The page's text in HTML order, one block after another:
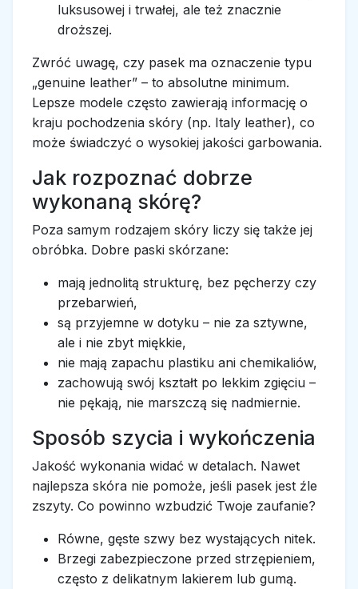
luksusowej i trwałej, ale też znacznie
droższej.
Zwróć uwagę, czy pasek ma oznaczenie typu
„genuine leather” – to absolutne minimum.
Lepsze modele często zawierają informację o
kraju pochodzenia skóry (np. Italy leather), co
może świadczyć o wysokiej jakości garbowania.
Jak rozpoznać dobrze
wykonaną skórę?
Poza samym rodzajem skóry liczy się także jej
obróbka. Dobre paski skórzane:
mają jednolitą strukturę, bez pęcherzy czy
przebarwień,
są przyjemne w dotyku – nie za sztywne,
ale i nie zbyt miękkie,
nie mają zapachu plastiku ani chemikaliów,
zachowują swój kształt po lekkim zgięciu –
nie pękają, nie marszczą się nadmiernie.
Sposób szycia i wykończenia
Jakość wykonania widać w detalach. Nawet
najlepsza skóra nie pomoże, jeśli pasek jest źle
zszyty. Co powinno wzbudzić Twoje zaufanie?
Równe, gęste szwy bez wystających nitek.
Brzegi zabezpieczone przed strzępieniem,
często z delikatnym lakierem lub gumą.